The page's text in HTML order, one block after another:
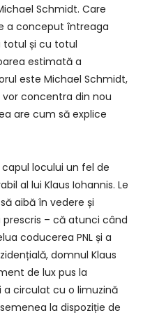
Schmidt. Care
a conceput întreaga
totul și cu totul
estimată a
este Michael Schmidt,
vor concentra din nou
are cum să explice
locului un fel de
al lui Klaus Iohannis. Le
aibă în vedere și
– că atunci când
coducerea PNL și a
domnul Klaus
de lux pus la
a circulat cu o limuzină
la dispoziție de